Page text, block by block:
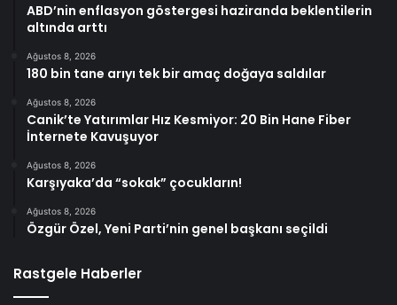
ABD’nin enflasyon göstergesi haziranda beklentilerin
altında arttı
Ağustos 8, 2026
180 bin tane arıyı tek bir amaç doğaya saldılar
Ağustos 8, 2026
Canik’te Yatırımlar Hız Kesmiyor: 20 Bin Hane Fiber
İnternete Kavuşuyor
Ağustos 8, 2026
Karşıyaka’da “sokak” çocukların!
Ağustos 8, 2026
Özgür Özel, Yeni Parti’nin genel başkanı seçildi
Rastgele Haberler